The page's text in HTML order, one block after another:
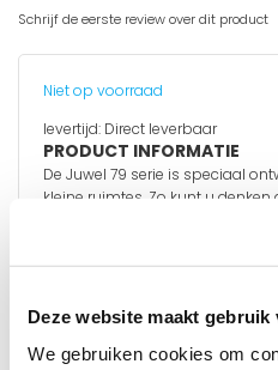
Deze website maakt gebruik
We gebruiken cookies om
Schrijf de eerste review over dit product
Niet op voorraad
levertijd: Direct leverbaar
PRODUCT INFORMATIE
De Juwel 79 serie is speciaal
kleine ruimtes. Zo kunt u
bijvoorbeeld een kast. De Juwel
begin
van
afbeeldingen-
gallerij
Gegevens